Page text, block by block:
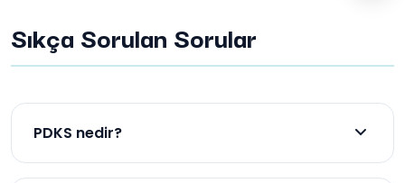
Sıkça Sorulan Sorular
PDKS nedir?
Personel Devam Kontrol Sistemi’dir, giriş-çıkış ve